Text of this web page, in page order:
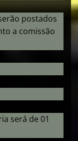
postados
a comissão
será de 01